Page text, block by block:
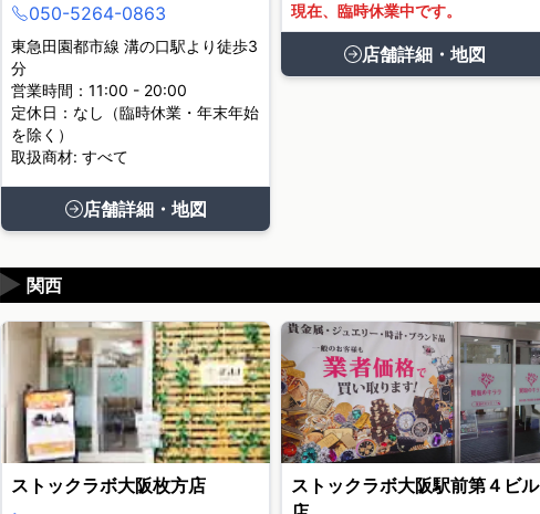
050-5264-0863
東急田園都市線 溝の口駅より徒歩3
分
営業時間：11:00 - 20:00
定休日：なし（臨時休業・年末年始
を除く）
取扱商材: すべて
店舗詳細・地図
現在、臨時休業中です。
店舗詳細・地図
関西
▶
ストックラボ大阪枚方店
ストックラボ大阪駅前第４ビル